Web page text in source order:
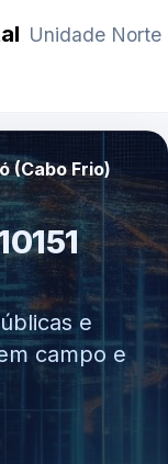
Unidade Norte
(Cabo Frio)
e
campo e